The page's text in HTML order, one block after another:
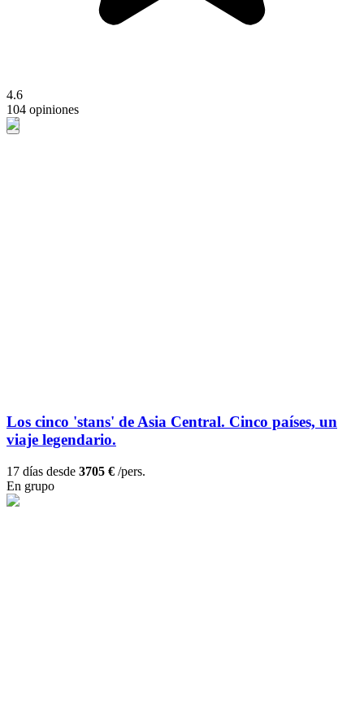
4.6
104 opiniones
Los cinco 'stans' de Asia Central. Cinco países, un
viaje legendario.
17 días desde 3705 € /pers.
En grupo